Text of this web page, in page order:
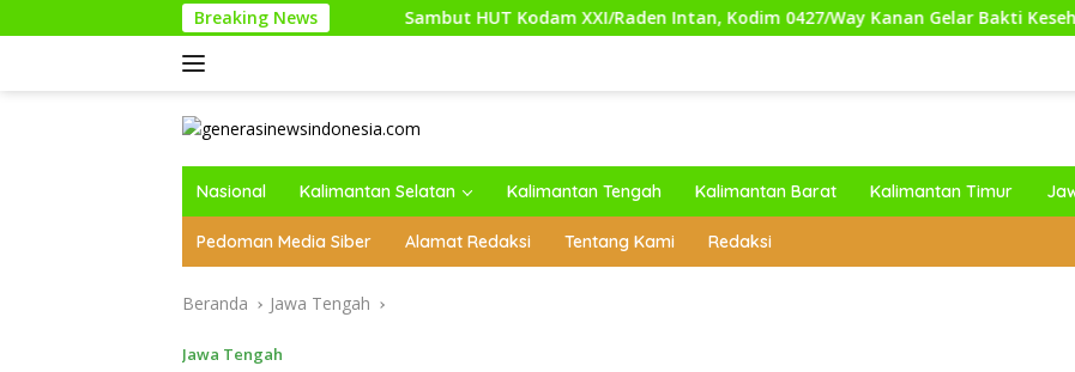
ke
Breaking News
Sambut HUT Kodam XXI/Raden Intan, Kodim 0427/Way Kanan Gelar Bakti Kesehatan Gratis untuk
Nasional Kalimantan Selatan Kalimantan Tengah Kalimantan Barat Kalimantan Timur
Pedoman Media Siber Alamat Redaksi Tentang Kami Redaksi
Beranda Jawa Tengah
Jawa Tengah